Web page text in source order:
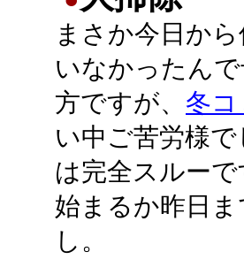
まさか今日か
いなかったん
方ですが、 冬コ
い中ご苦労様
は完全スルー
始まるか昨日
し。